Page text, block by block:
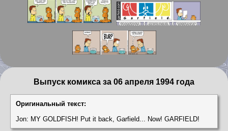
Выпуск комикса за 06 апреля 1994 года
Оригинальный текст:
Jon: MY GOLDFISH! Put it back, Garfield... Now! GARFIELD!